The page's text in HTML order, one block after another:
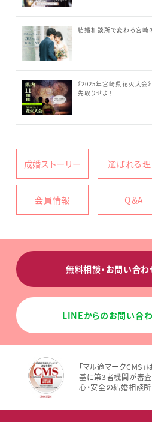
結婚相談所で変わる宮崎
《2025年宮崎県花火大会
先取りせよ！
成婚ストーリー 選ばれる
会員情報 Q＆A
無料相談・お問い合
LINEからのお問い合
「マル適マークCMS
基に第3者機関が審査
心・安全の結婚相談所